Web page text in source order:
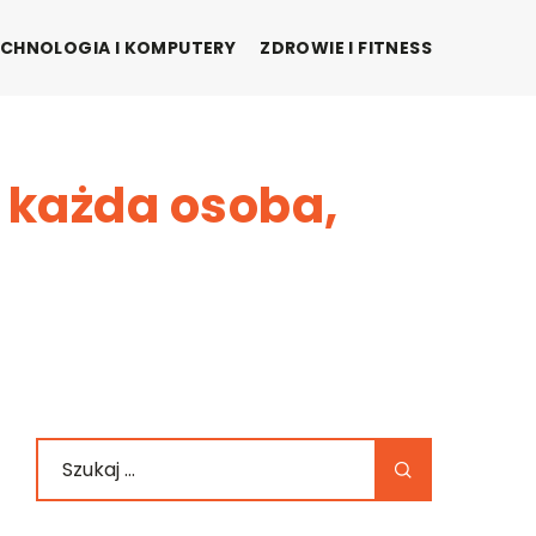
I KOMPUTERY ZDROWIE I FITNESS
osoba,